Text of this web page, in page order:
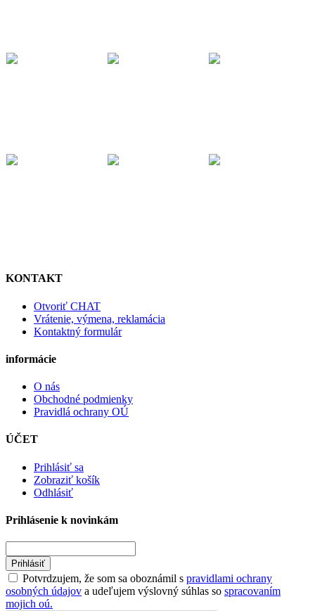
KONTAKT
Otvoriť CHAT
Vrátenie, výmena, reklamácia
Kontaktný formulár
informácie
O nás
Obchodné podmienky
Pravidlá ochrany OÚ
ÚČET
Prihlásiť sa
Zobraziť košík
Odhlásiť
Prihlásenie k novinkám
Prihlásiť
Potvrdzujem, že som sa oboznámil s pravidlami ochrany
osobných údajov a udeľujem výslovný súhlas so spracovaním
mojich oú.